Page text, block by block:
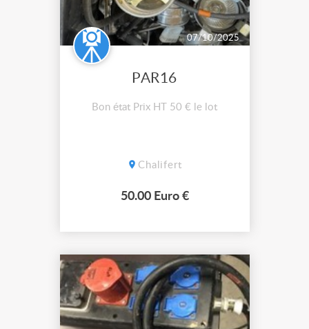
07/10/2025
PAR16
Bon état Prix HT 50 € le lot
Chalifert
50.00 Euro €